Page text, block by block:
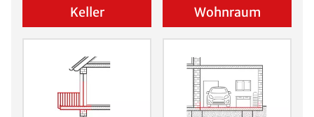
Keller Wohnraum